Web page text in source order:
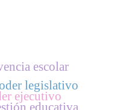
educativa
ejecutivo
legislativo
escolar